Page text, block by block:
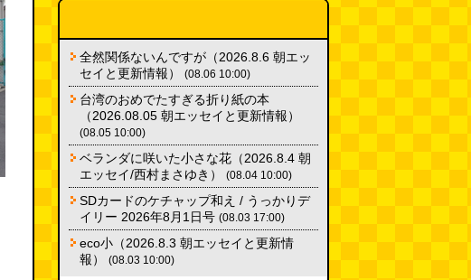
ちゅたぐい) (08.01 16:00)
青森駅前にはビーチがある
投稿) (08.01 16:00)
全然関係ないんですが（2026.8.6 朝エッ
セイと更新情報）
(08.06 10:00)
台湾のおめでたすぎる折り紙の本
（2026.08.05 朝エッセイと更新情報）
(08.05 10:00)
ベランダに咲いた小さな花（2026.8.4 朝
エッセイ/西村まさゆき）
(08.04 10:00)
SDカードのケチャップ和え / うっかりデ
イリー 2026年8月1日号 (08.03 17:00)
eco小（2026.8.3 朝エッセイと更新情
報）
(08.03 10:00)